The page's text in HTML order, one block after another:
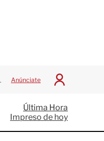
Juegos Centroamericanos
Anúnciate
I
c
i
a
Última Hora
Impreso de hoy